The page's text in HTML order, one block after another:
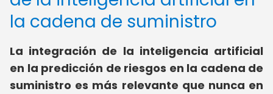
la cadena de suministro
La integración de la inteligencia artificial
en la predicción de riesgos en la cadena de
suministro es más relevante que nunca en